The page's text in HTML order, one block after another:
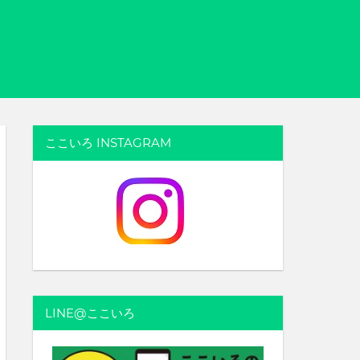
ここいろ INSTAGRAM
LINE@ここいろ